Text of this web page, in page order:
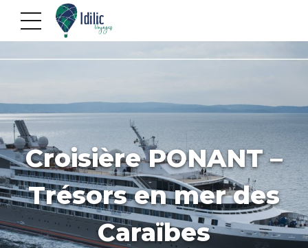
Croisière PONANT –
Trésors en mer des
Caraïbes